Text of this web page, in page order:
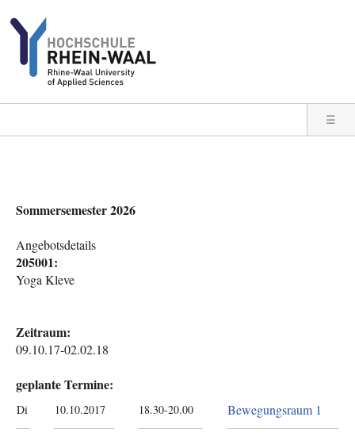
☰
Sommersemester 2026
Angebotsdetails
205001:
Yoga Kleve
Zeitraum:
09.10.17-02.02.18
geplante Termine:
Di 10.10.2017 18.30-20.00 Bewegungsraum 1